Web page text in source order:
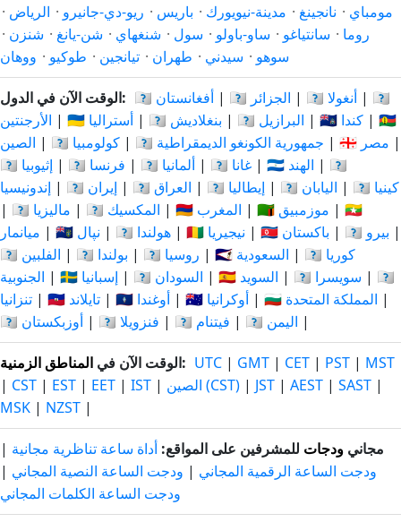
مومباي · نانجينغ · مدينة-نيويورك · باريس · ريو-دي-جانيرو · الرياض ·
روما · سانتياغو · ساو-باولو · سول · شنغهاي · شن-يانغ · شنزن ·
سوهو · سيدني · طهران · تيانجين · طوكيو · ووهان
الوقت الآن في الدول: 🇦🇫 أفغانستان | 🇩🇿 الجزائر | 🇦🇴 أنغولا | 🇦🇷
الأرجنتين | 🇦🇺 أستراليا | 🇧🇩 بنغلاديش | 🇧🇷 البرازيل | 🇨🇦 كندا | 🇨🇳
الصين | 🇨🇴 كولومبيا | 🇨🇩 جمهورية الكونغو الديمقراطية | 🇪🇬 مصر |
🇪🇹 إثيوبيا | 🇫🇷 فرنسا | 🇩🇪 ألمانيا | 🇬🇭 غانا | 🇮🇳 الهند | 🇮🇩
إندونيسيا | 🇮🇷 إيران | 🇮🇶 العراق | 🇮🇹 إيطاليا | 🇯🇵 اليابان |
🇰🇪 كينيا
|
🇲🇾 ماليزيا | 🇲🇽 المكسيك | 🇲🇦 المغرب | 🇲🇿 موزمبيق | 🇲🇲
ميانمار | 🇳🇵 نپال | 🇳🇱 هولندا | 🇳🇬 نيجيريا | 🇵🇰 باكستان | 🇵🇪 بيرو |
🇵🇭 الفلبين | 🇵🇱 بولندا | 🇷🇺 روسيا | 🇸🇦 السعودية | 🇰🇷 كوريا
الجنوبية | 🇪🇸 إسبانيا | 🇸🇩 السودان | 🇸🇪 السويد | 🇨🇭 سويسرا | 🇹🇿
تنزانيا | 🇹🇭 تايلاند | 🇺🇬 أوغندا | 🇺🇦 أوكرانيا | 🇬🇧 المملكة المتحدة |
🇺🇿 أوزبكستان | 🇻🇪 فنزويلا | 🇻🇳 فيتنام | 🇾🇪 اليمن |
الوقت الآن في المناطق الزمنية : UTC | GMT | CET | PST | MST
| CST | EST | EET | IST | الصين (CST) | JST | AEST | SAST |
MSK | NZST |
مجاني ودجات للمشرفين على المواقع: أداة ساعة تناظرية مجانية |
ودجت الساعة الرقمية المجاني | ودجت الساعة النصية المجاني |
ودجت الساعة الكلمات المجاني